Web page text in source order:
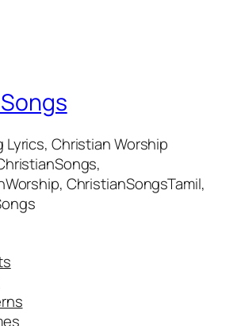
Lyrics, Christian Worship
ChristianSongsTamil,